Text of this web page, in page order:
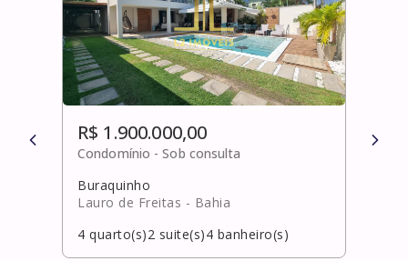
R$ 1.900.000,00
Condomínio -Sob consulta
Buraquinho
Lauro de Freitas - Bahia
4 quarto(s)2 suite(s)4 banheiro(s)
R$